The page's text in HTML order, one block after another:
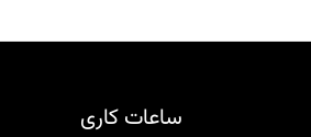
ساعات کاری